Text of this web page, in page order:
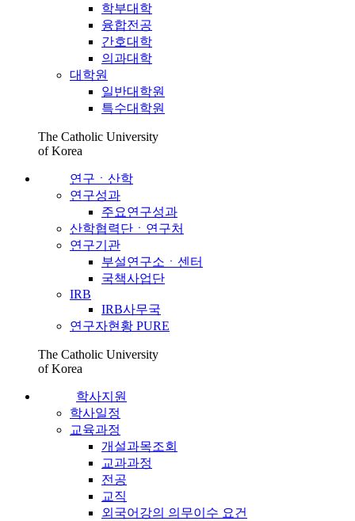
학부대학
융합전공
간호대학
의과대학
대학원
일반대학원
특수대학원
The Catholic University
of Korea
연구ㆍ산학
연구성과
주요연구성과
산학협력단ㆍ연구처
연구기관
부설연구소ㆍ센터
국책사업단
IRB
IRB사무국
연구자현황 PURE
The Catholic University
of Korea
학사지원
학사일정
교육과정
개설과목조회
교과과정
전공
교직
외국어강의 의무이수 요건